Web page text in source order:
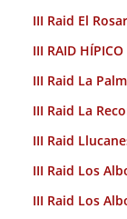
III Raid El
III RAID
III Raid La
III Raid La
III Raid
III Raid Los
III Raid Los